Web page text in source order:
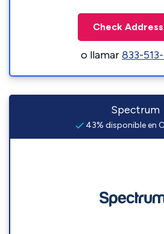
Check Address
o llamar833-
Spectrum
43% disponible en